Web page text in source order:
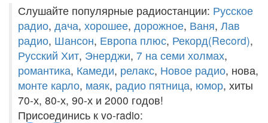
Слушайте популярные радиостанции: Русское
радио, дача, хорошее, дорожное, Ваня, Лав
радио, Шансон, Европа плюс, Рекорд(Record),
Русский Хит, Энерджи, 7 на семи холмах,
романтика, Камеди, релакс, Новое радио, нова,
монте карло, маяк, радио пятница, юмор, хиты
70-х, 80-х, 90-х и 2000 годов!
Присоединись к vo-radio: